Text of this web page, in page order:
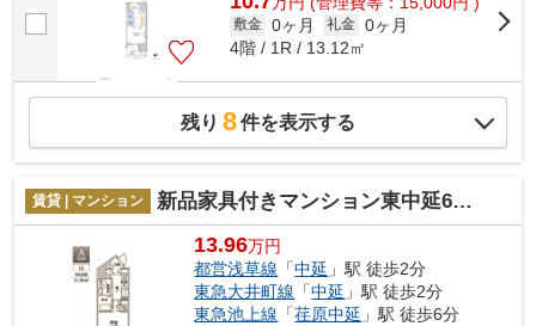
敷金 0ヶ月 礼金 0ヶ月
4階 / 1R / 13.12㎡
残り 8件を表示する
賃貸 | マンション 新品家具付きマンション東中延6(KaGood東京)
13.96万円
都営浅草線 「中延 」駅 徒歩2分
東急大井町線 「中延 」駅 徒歩2分
東急池上線 「荏原中延 」駅 徒歩6分